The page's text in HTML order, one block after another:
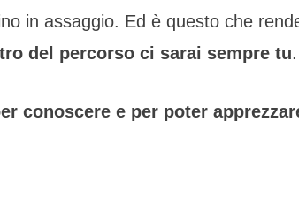
in assaggio. Ed è questo che
del percorso ci sarai sempre tu.
conoscere e per poter